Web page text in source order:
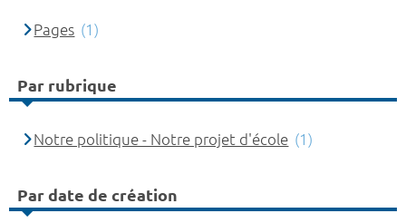
Pages (1)
Par rubrique
Notre politique - Notre projet d'école (1)
Par date de création